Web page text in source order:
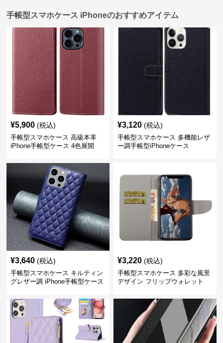
手帳型スマホケース iPhoneのおすすめアイテム
¥5,900 (税込)
手帳型スマホケース 高級本革
iPhone手帳型ケース 4色展開
¥3,120 (税込)
手帳型スマホケース 多機能レザ
ー調手帳型iPhoneケース
¥3,640 (税込)
手帳型スマホケース キルティン
グレザー調 iPhone手帳型ケース
¥3,220 (税込)
手帳型スマホケース 多彩な風景
デザイン フリップウォレット